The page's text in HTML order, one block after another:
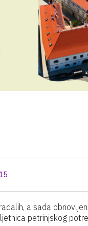
a sada
petrinjskog